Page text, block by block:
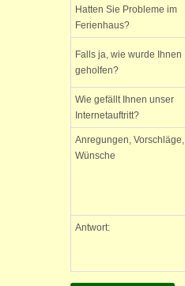
Hatten Sie Probleme im
Ferienhaus?
Falls ja, wie wurde Ihnen
geholfen?
Wie gefällt Ihnen unser
Internetauftritt?
Anregungen, Vorschläge,
Wünsche
Antwort: